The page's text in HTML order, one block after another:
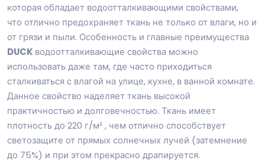
которая обладает водоотталкивающими свойствами,
что отлично предохраняет ткань не только от влаги, но и
от грязи и пыли. Особенность и главные преимущества
DUCK водоотталкивающие свойства можно
использовать даже там, где часто приходиться
сталкиваться с влагой на улице, кухне, в ванной комнате.
Данное свойство наделяет ткань высокой
практичностью и долговечностью. Ткань имеет
плотность до 220 г/м² , чем отлично способствует
светозащите от прямых солнечных лучей (затемнение
до 75%) и при этом прекрасно драпируется.